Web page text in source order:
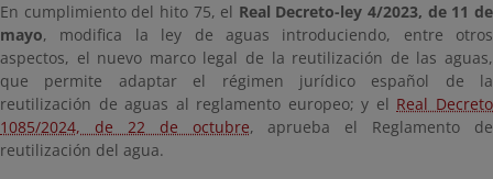
En cumplimiento del hito 75, el Real Decreto-ley 4/2023, de 11 de
mayo, modifica la ley de aguas introduciendo, entre otros
aspectos, el nuevo marco legal de la reutilización de las aguas,
que permite adaptar el régimen jurídico español de la
reutilización de aguas al reglamento europeo; y el Real Decreto
1085/2024, de 22 de octubre, aprueba el Reglamento de
reutilización del agua.